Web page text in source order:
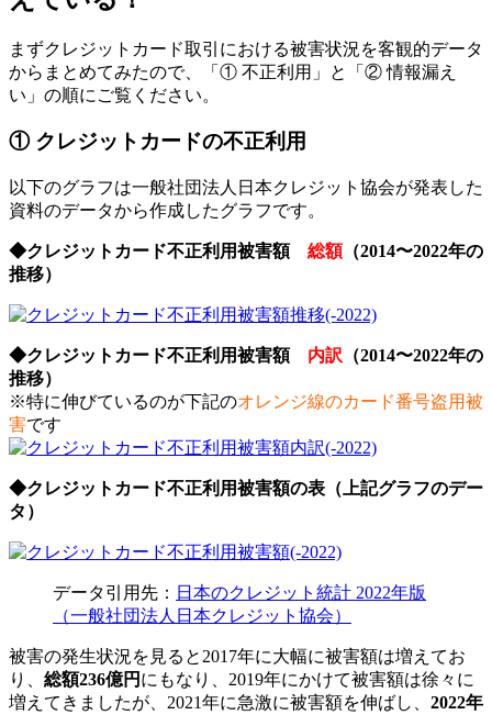
まずクレジットカード取引における被害状況を客観的データ
からまとめてみたので、「① 不正利用」と「② 情報漏え
い」の順にご覧ください。
① クレジットカードの不正利用
以下のグラフは一般社団法人日本クレジット協会が発表した
資料のデータから作成したグラフです。
◆クレジットカード不正利用被害額 総額（2014〜2022年の
推移）
◆クレジットカード不正利用被害額 内訳 （2014〜2022年の
推移）
※特に伸びているのが下記のオレンジ線のカード番号盗用被
害です
◆クレジットカード不正利用被害額の表（上記グラフのデー
タ）
データ引用先： 日本のクレジット統計 2022年版
（一般社団法人日本クレジット協会）
被害の発生状況を見ると2017年に大幅に被害額は増えてお
り、 総額236億円 にもなり、2019年にかけて被害額は徐々に
増えてきましたが、2021年に急激に被害額を伸ばし、 2022年